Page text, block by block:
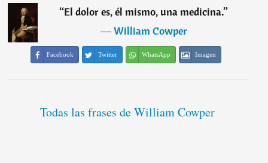
“El dolor es, él mismo, una medicina.”
―William Cowper
Facebook Twitter WhatsApp Imagen
Todas las frases de William Cowper